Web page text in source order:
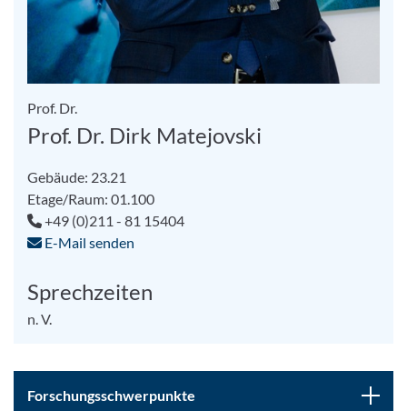
Prof. Dr.
Prof. Dr. Dirk Matejovski
Gebäude: 23.21
Etage/Raum: 01.100
+49 (0)211 - 81 15404
E-Mail senden
Sprechzeiten
n. V.
Forschungsschwerpunkte